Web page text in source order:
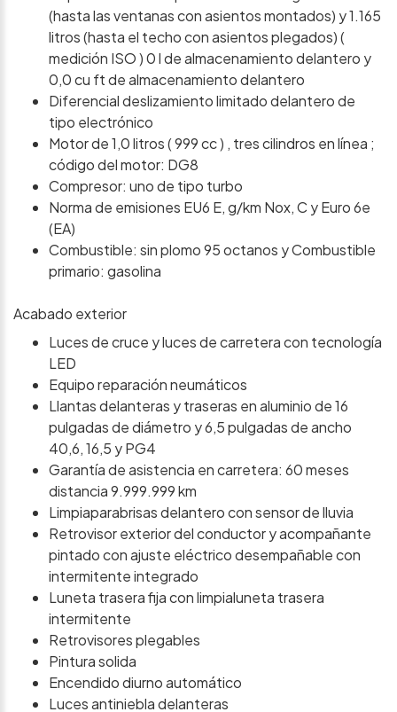
(hasta las ventanas con asientos montados) y 1.165
litros (hasta el techo con asientos plegados) (
medición ISO ) 0 l de almacenamiento delantero y
0,0 cu ft de almacenamiento delantero
Diferencial deslizamiento limitado delantero de
tipo electrónico
Motor de 1,0 litros ( 999 cc ) , tres cilindros en línea ;
código del motor: DG8
Compresor: uno de tipo turbo
Norma de emisiones EU6 E, g/km Nox, C y Euro 6e
(EA)
Combustible: sin plomo 95 octanos y Combustible
primario: gasolina
Acabado exterior
Luces de cruce y luces de carretera con tecnología
LED
Equipo reparación neumáticos
Llantas delanteras y traseras en aluminio de 16
pulgadas de diámetro y 6,5 pulgadas de ancho
40,6, 16,5 y PG4
Garantía de asistencia en carretera: 60 meses
distancia 9.999.999 km
Limpiaparabrisas delantero con sensor de lluvia
Retrovisor exterior del conductor y acompañante
pintado con ajuste eléctrico desempañable con
intermitente integrado
Luneta trasera fija con limpialuneta trasera
intermitente
Retrovisores plegables
Pintura solida
Encendido diurno automático
Luces antiniebla delanteras